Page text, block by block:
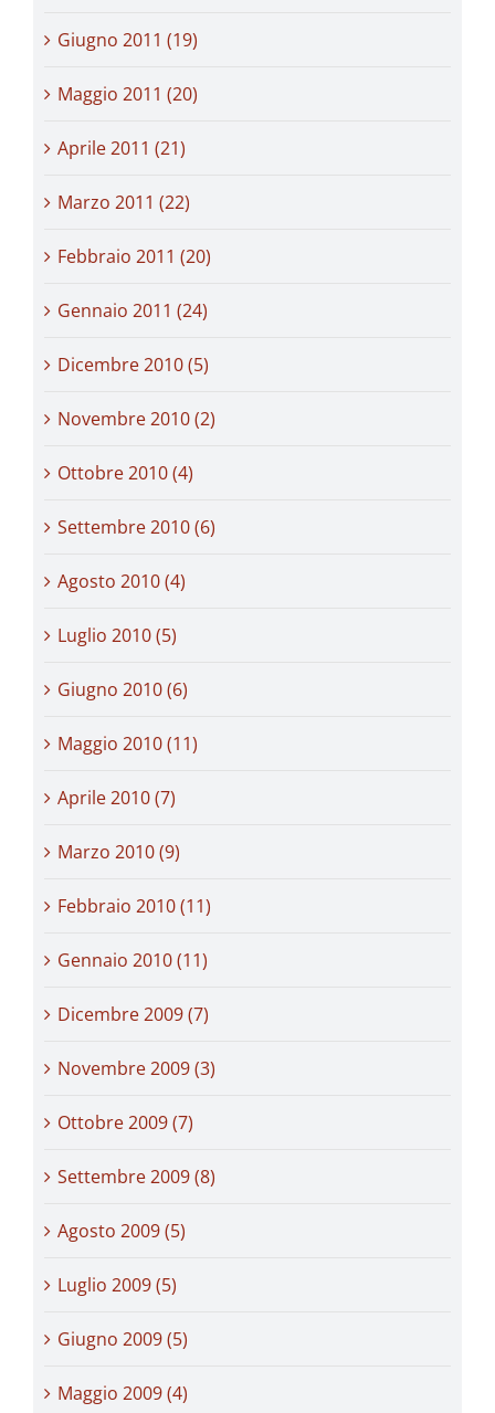
Giugno 2011 (19)
Maggio 2011 (20)
Aprile 2011 (21)
Marzo 2011 (22)
Febbraio 2011 (20)
Gennaio 2011 (24)
Dicembre 2010 (5)
Novembre 2010 (2)
Ottobre 2010 (4)
Settembre 2010 (6)
Agosto 2010 (4)
Luglio 2010 (5)
Giugno 2010 (6)
Maggio 2010 (11)
Aprile 2010 (7)
Marzo 2010 (9)
Febbraio 2010 (11)
Gennaio 2010 (11)
Dicembre 2009 (7)
Novembre 2009 (3)
Ottobre 2009 (7)
Settembre 2009 (8)
Agosto 2009 (5)
Luglio 2009 (5)
Giugno 2009 (5)
Maggio 2009 (4)